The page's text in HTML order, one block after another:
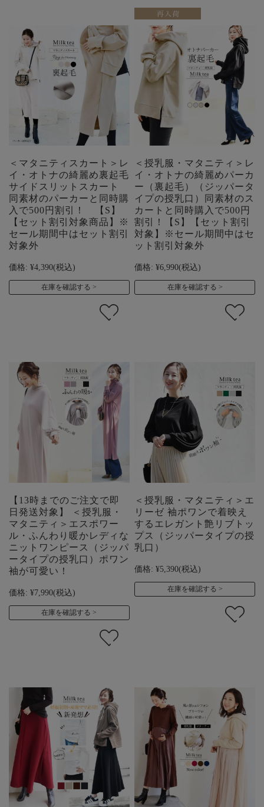
＜マタニティスカート＞レ
イ・オトナの綺麗め裏起毛
サイドスリットスカート
同素材のパーカーと同時購
入で500円割引！ 【S】
【セット割引対象商品】※
セール期間中はセット割引
対象外
価格: ¥4,390(税込)
在庫を確認する
＜授乳服・マタニティ＞レ
イ・オトナの綺麗めパーカ
ー（裏起毛）（ジッパータ
イプの授乳口）同素材のス
カートと同時購入で500円
割引！【S】【セット割引
対象】※セール期間中はセ
ット割引対象外
価格: ¥6,990(税込)
在庫を確認する
【13時までのご注文で即
日発送対象】 ＜授乳服・
マタニティ＞エスポワー
ル・ふんわり暖かレディな
ニットワンピース（ジッパ
ータイプの授乳口）ポワン
袖が可愛い！
価格: ¥7,990(税込)
在庫を確認する
＜授乳服・マタニティ＞エ
リーゼ 袖ポワンで着映え
するエレガント艶リブトッ
プス（ジッパータイプの授
乳口）
価格: ¥5,390(税込)
在庫を確認する